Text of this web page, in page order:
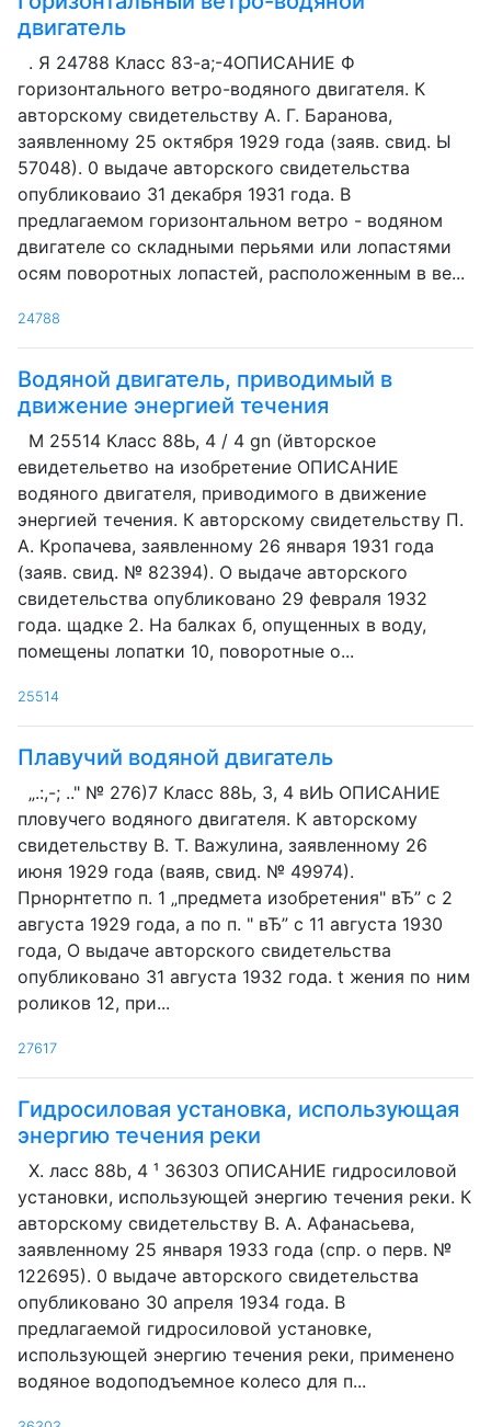
двигатель
. Я 24788 Класс 83-а;-4ОПИСАНИЕ Ф
горизонтального ветро-водяного двигателя. К
авторскому свидетельству А. Г. Баранова,
заявленному 25 октября 1929 года (заяв. свид. Ы
57048). 0 выдаче авторского свидетельства
опубликоваио 31 декабря 1931 года. В
предлагаемом горизонтальном ветро - водяном
двигателе со складными перьями или лопастями
осям поворотных лопастей, расположенным в ве...
24788
Водяной двигатель, приводимый в
движение энергией течения
М 25514 Класс 88Ь, 4 / 4 gn (йвторское
евидетельетво на изобретение ОПИСАНИЕ
водяного двигателя, приводимого в движение
энергией течения. К авторскому свидетельству П.
А. Кропачева, заявленному 26 января 1931 года
(заяв. свид. № 82394). О выдаче авторского
свидетельства опубликовано 29 февраля 1932
года. щадке 2. На балках б, опущенных в воду,
помещены лопатки 10, поворотные о...
25514
Плавучий водяной двигатель
„.:,-; .." № 276)7 Класс 88Ь, 3, 4 вИЬ ОПИСАНИЕ
пловучего водяного двигателя. К авторскому
свидетельству В. Т. Важулина, заявленному 26
июня 1929 года (ваяв, свид. № 49974).
Прнорнтетпо п. 1 „предмета изобретения" вЂ” с 2
августа 1929 года, а по п. " вЂ” с 11 августа 1930
года, О выдаче авторского свидетельства
опубликовано 31 августа 1932 года. t жения по ним
роликов 12, при...
27617
Гидросиловая установка, использующая
энергию течения реки
Х. ласс 88b, 4 ¹ 36303 ОПИСАНИЕ гидросиловой
установки, использующей энергию течения реки. К
авторскому свидетельству В. А. Афанасьева,
заявленному 25 января 1933 года (спр. о перв. №
122695). 0 выдаче авторского свидетельства
опубликовано 30 апреля 1934 года. В
предлагаемой гидросиловой установке,
использующей энергию течения реки, применено
водяное водоподъемное колесо для п...